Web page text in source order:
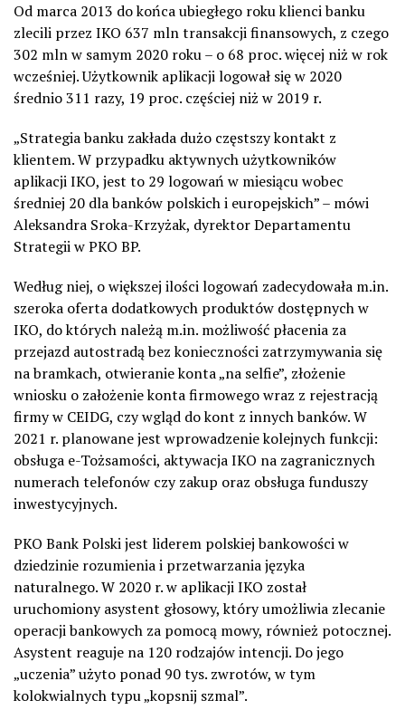
Od marca 2013 do końca ubiegłego roku klienci banku
zlecili przez IKO 637 mln transakcji finansowych, z czego
302 mln w samym 2020 roku – o 68 proc. więcej niż w rok
wcześniej. Użytkownik aplikacji logował się w 2020
średnio 311 razy, 19 proc. częściej niż w 2019 r.
„Strategia banku zakłada dużo częstszy kontakt z
klientem. W przypadku aktywnych użytkowników
aplikacji IKO, jest to 29 logowań w miesiącu wobec
średniej 20 dla banków polskich i europejskich” – mówi
Aleksandra Sroka-Krzyżak, dyrektor Departamentu
Strategii w PKO BP.
Według niej, o większej ilości logowań zadecydowała m.in.
szeroka oferta dodatkowych produktów dostępnych w
IKO, do których należą m.in. możliwość płacenia za
przejazd autostradą bez konieczności zatrzymywania się
na bramkach, otwieranie konta „na selfie”, złożenie
wniosku o założenie konta firmowego wraz z rejestracją
firmy w CEIDG, czy wgląd do kont z innych banków. W
2021 r. planowane jest wprowadzenie kolejnych funkcji:
obsługa e-Tożsamości, aktywacja IKO na zagranicznych
numerach telefonów czy zakup oraz obsługa funduszy
inwestycyjnych.
PKO Bank Polski jest liderem polskiej bankowości w
dziedzinie rozumienia i przetwarzania języka
naturalnego. W 2020 r. w aplikacji IKO został
uruchomiony asystent głosowy, który umożliwia zlecanie
operacji bankowych za pomocą mowy, również potocznej.
Asystent reaguje na 120 rodzajów intencji. Do jego
„uczenia” użyto ponad 90 tys. zwrotów, w tym
kolokwialnych typu „kopsnij szmal”.